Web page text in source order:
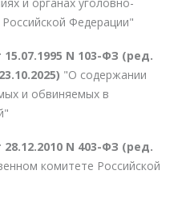
и органах уголовно-
Федерации"
N 103-ФЗ (ред.
"О содержании
и обвиняемых в
N 403-ФЗ (ред.
комитете Российской